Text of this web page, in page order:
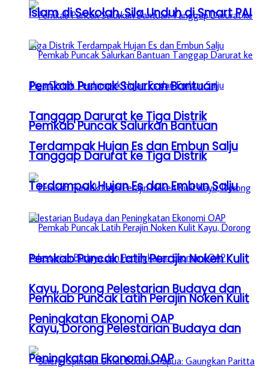
Pemkab Puncak Salurkan Bantuan
Tanggap Darurat ke Tiga Distrik
Terdampak Hujan Es dan Embun Salju
Pemkab Puncak Latih Perajin Noken Kulit
Kayu, Dorong Pelestarian Budaya dan
Peningkatan Ekonomi OAP
Islam di Sekolah, Sila Unduh di Smart PAI
Pemkab Puncak Salurkan Bantuan
Tanggap Darurat ke Tiga Distrik
Terdampak Hujan Es dan Embun Salju
Pemkab Puncak Latih Perajin Noken Kulit
Kayu, Dorong Pelestarian Budaya dan
Peningkatan Ekonomi OAP